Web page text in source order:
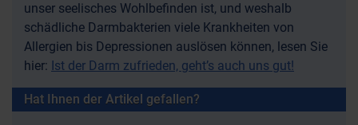
unser seelisches Wohlbefinden ist, und weshalb
schädliche Darmbakterien viele Krankheiten von
Allergien bis Depressionen auslösen können, lesen Sie
hier: Ist der Darm zufrieden, geht’s auch uns gut!
Hat Ihnen der Artikel gefallen?